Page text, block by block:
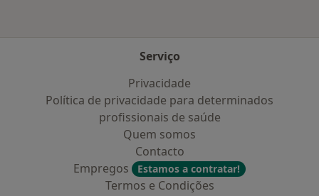
Serviço
Privacidade
Política de privacidade para determinados
profissionais de saúde
Quem somos
Contacto
Empregos
Estamos a contratar!
Termos e Condições